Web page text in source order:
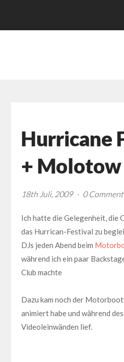
PORTFOLIO VON
Hurricane
+ Molotow
18th Juli, 2009 0
Ich hatte die Gelegenheit, die
das Hurrican-Festival zu
DJs jeden Abend beim
während ich ein paar
Club machte
Dazu kam noch der
animiert habe und während
Videoleinwänden lief.